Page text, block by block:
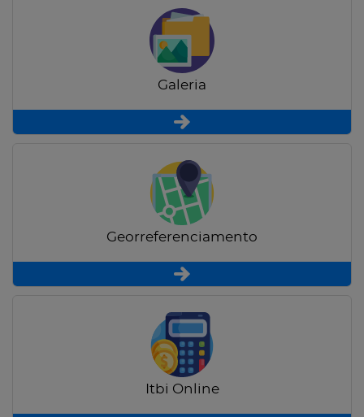
Galeria
Georreferenciamento
Itbi Online